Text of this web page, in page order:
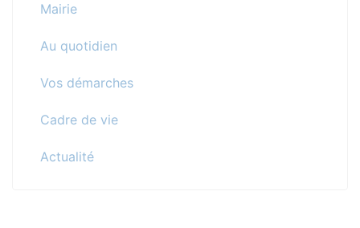
Mairie
Au quotidien
Vos démarches
Cadre de vie
Actualité